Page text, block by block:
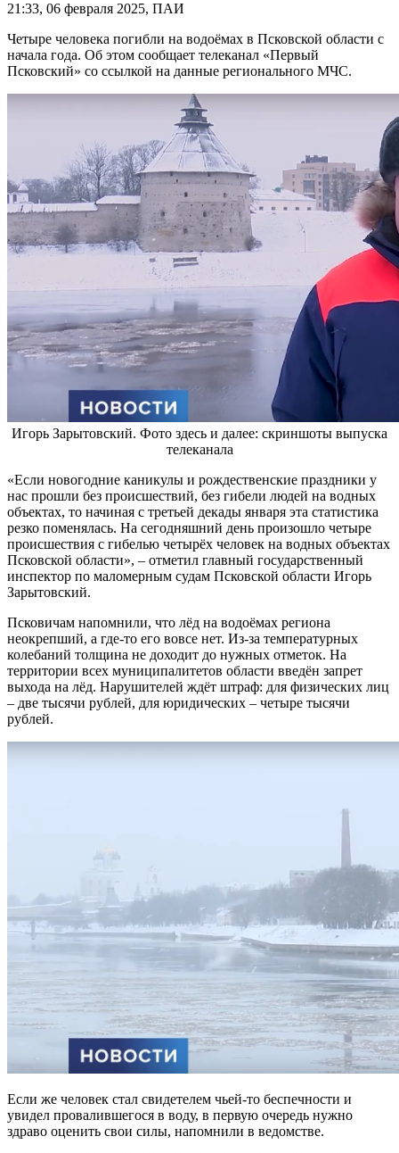
21:33, 06 февраля 2025, ПАИ
Четыре человека погибли на водоёмах в Псковской области с
начала года. Об этом сообщает телеканал «Первый
Псковский» со ссылкой на данные регионального МЧС.
Игорь Зарытовский. Фото здесь и далее: скриншоты выпуска
телеканала
«Если новогодние каникулы и рождественские праздники у
нас прошли без происшествий, без гибели людей на водных
объектах, то начиная с третьей декады января эта статистика
резко поменялась. На сегодняшний день произошло четыре
происшествия с гибелью четырёх человек на водных объектах
Псковской области», – отметил главный государственный
инспектор по маломерным судам Псковской области Игорь
Зарытовский.
Псковичам напомнили, что лёд на водоёмах региона
неокрепший, а где-то его вовсе нет. Из-за температурных
колебаний толщина не доходит до нужных отметок. На
территории всех муниципалитетов области введён запрет
выхода на лёд. Нарушителей ждёт штраф: для физических лиц
– две тысячи рублей, для юридических – четыре тысячи
рублей.
Если же человек стал свидетелем чьей-то беспечности и
увидел провалившегося в воду, в первую очередь нужно
здраво оценить свои силы, напомнили в ведомстве.